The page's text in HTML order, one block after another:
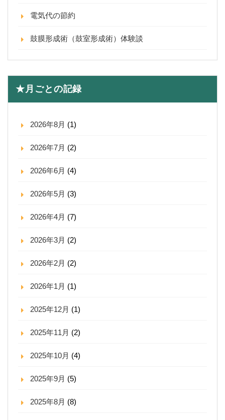
電気代の節約
鼓膜形成術（鼓室形成術）体験談
★月ごとの記録
2026年8月 (1)
2026年7月 (2)
2026年6月 (4)
2026年5月 (3)
2026年4月 (7)
2026年3月 (2)
2026年2月 (2)
2026年1月 (1)
2025年12月 (1)
2025年11月 (2)
2025年10月 (4)
2025年9月 (5)
2025年8月 (8)